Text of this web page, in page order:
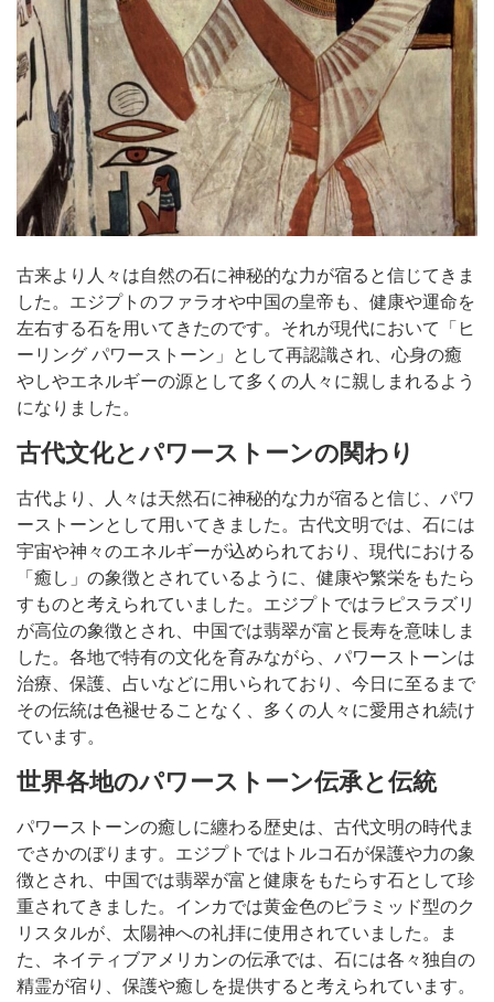
古来より人々は自然の石に神秘的な力が宿ると信じてきま
した。エジプトのファラオや中国の皇帝も、健康や運命を
左右する石を用いてきたのです。それが現代において「ヒ
ーリング パワーストーン」として再認識され、心身の癒
やしやエネルギーの源として多くの人々に親しまれるよう
になりました。
古代文化とパワーストーンの関わり
古代より、人々は天然石に神秘的な力が宿ると信じ、パワ
ーストーンとして用いてきました。古代文明では、石には
宇宙や神々のエネルギーが込められており、現代における
「癒し」の象徴とされているように、健康や繁栄をもたら
すものと考えられていました。エジプトではラピスラズリ
が高位の象徴とされ、中国では翡翠が富と長寿を意味しま
した。各地で特有の文化を育みながら、パワーストーンは
治療、保護、占いなどに用いられており、今日に至るまで
その伝統は色褪せることなく、多くの人々に愛用され続け
ています。
世界各地のパワーストーン伝承と伝統
パワーストーンの癒しに纏わる歴史は、古代文明の時代ま
でさかのぼります。エジプトではトルコ石が保護や力の象
徴とされ、中国では翡翠が富と健康をもたらす石として珍
重されてきました。インカでは黄金色のピラミッド型のク
リスタルが、太陽神への礼拝に使用されていました。ま
た、ネイティブアメリカンの伝承では、石には各々独自の
精霊が宿り、保護や癒しを提供すると考えられています。